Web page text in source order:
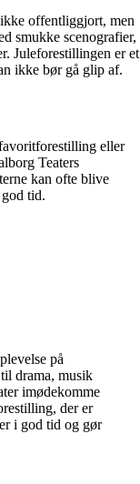
offentliggjort, men
smukke scenografier,
Juleforestillingen er et
ikke bør gå glip af.
eller
Teaters
kan ofte blive
tid.
på
drama, musik
imødekomme
der er
i god tid og gør